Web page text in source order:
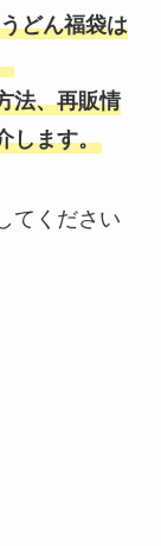
どん福袋は
法、再販情
します。
てください